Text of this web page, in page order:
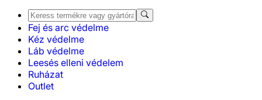
Fej és arc védelme
Kéz védelme
Láb védelme
Leesés elleni védelem
Ruházat
Outlet